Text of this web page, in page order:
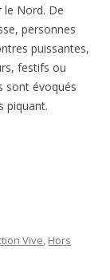
Nord. De
personnes
puissantes,
festifs ou
sont évoqués
piquant.
Vive, Hors